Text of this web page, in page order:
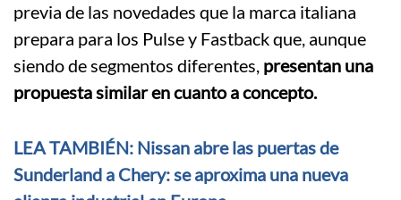
previa de las novedades que la marca italiana
prepara para los Pulse y Fastback que, aunque
siendo de segmentos diferentes, presentan una
propuesta similar en cuanto a concepto.
LEA TAMBIÉN: Nissan abre las puertas de
Sunderland a Chery: se aproxima una nueva